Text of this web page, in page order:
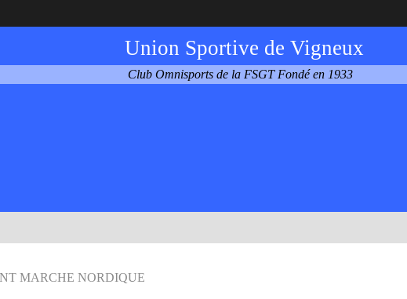
Union Sportive de Vigneux
Club Omnisports de la FSGT Fondé en 1933
MARCHE NORDIQUE